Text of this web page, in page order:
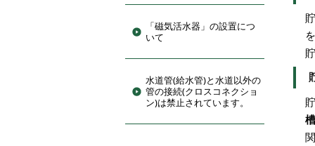
「磁気活水器」の設置につ
いて
水道管(給水管)と水道以外の
管の接続(クロスコネクショ
ン)は禁止されています。